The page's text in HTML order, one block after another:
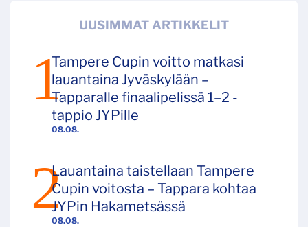
UUSIMMAT ARTIKKELIT
08.08.
Tampere Cupin voitto matkasi
lauantaina Jyväskylään –
Tapparalle finaalipelissä 1–2 -
tappio JYPille
08.08.
Lauantaina taistellaan Tampere
Cupin voitosta – Tappara kohtaa
JYPin Hakametsässä